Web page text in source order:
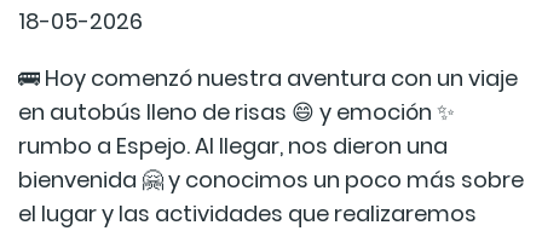
18-05-2026
🚌 Hoy comenzó nuestra aventura con un viaje
en autobús lleno de risas 😄 y emoción ✨
rumbo a Espejo. Al llegar, nos dieron una
bienvenida 🤗 y conocimos un poco más sobre
el lugar y las actividades que realizaremos